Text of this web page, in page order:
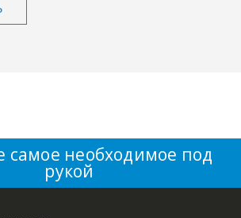
самое необходимое под
рукой